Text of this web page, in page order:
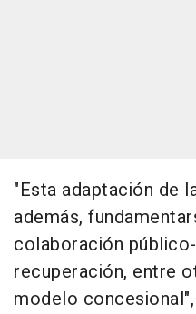
"Esta adaptación de
además,
colaboración
recuperación, entre
modelo